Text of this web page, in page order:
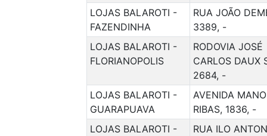
LOJAS BALAROTI -
FAZENDINHA
RUA JOÃO
3389, -
LOJAS BALAROTI -
FLORIANOPOLIS
RODOVIA JOSÉ
CARLOS DAUX
2684, -
LOJAS BALAROTI -
GUARAPUAVA
AVENIDA
RIBAS, 1836, -
LOJAS BALAROTI -
RUA ILO